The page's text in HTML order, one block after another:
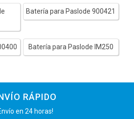
Batería para Paslode 900421
Batería para Paslode IM250
RÁPIDO
en 24 horas!